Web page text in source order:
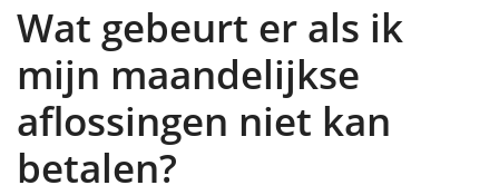
Wat gebeurt er als ik
mijn maandelijkse
aflossingen niet kan
betalen?